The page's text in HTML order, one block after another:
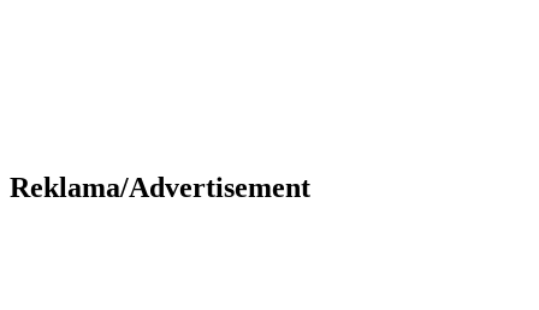
Reklama/Advertisement